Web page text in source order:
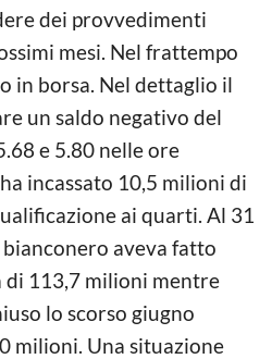
dei provvedimenti
mesi. Nel frattempo
in borsa. Nel dettaglio il
un saldo negativo del
e 5.80 nelle ore
incassato 10,5 milioni di
ai quarti. Al 31
aveva fatto
113,7 milioni mentre
lo scorso giugno
milioni. Una situazione